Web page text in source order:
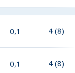
0,1 4 (8)
0,1 4 (8)